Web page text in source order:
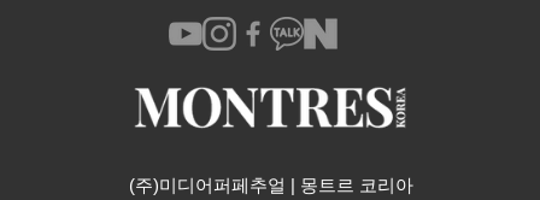
(주)미디어퍼페추얼 | 몽트르 코리아